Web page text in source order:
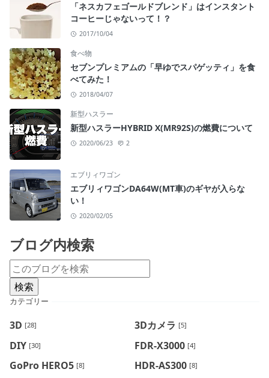
「ネスカフェゴールドブレンド」はインスタント
コーヒーじゃないって！？
2017/10/04
食べ物
セブンプレミアムの「早ゆでスパゲッティ」を食
べてみた！
2018/04/07
新型ハスラー
新型ハスラーHYBRID X(MR92S)の燃費について
2020/06/23 2
エブリィワゴン
エブリィワゴンDA64W(MT車)のギヤが入らな
い！
2020/02/05
ブログ内検索
カテゴリー
3D [28] 3Dカメラ [5]
DIY [30] FDR-X3000 [4]
GoPro HERO5 [8] HDR-AS300 [8]